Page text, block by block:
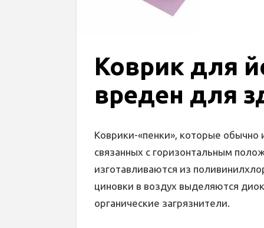
Коврик для
вреден для
Коврики-«пенки», которые
связанных с горизонтальным
изготавливаются из
циновки в воздух выделяются
органические загрязнители.